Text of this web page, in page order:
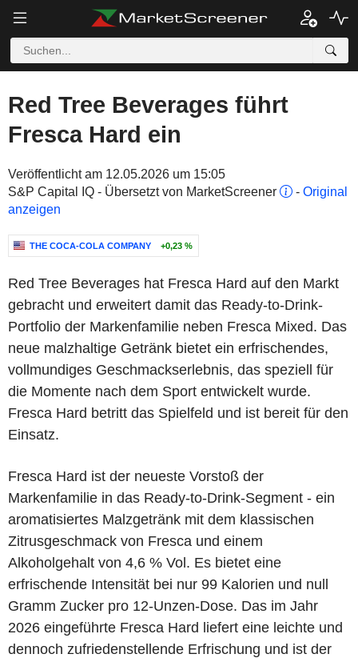
Red Tree Beverages führt
Fresca Hard ein
Veröffentlicht am 12.05.2026 um 15:05
S&P Capital IQ - Übersetzt von MarketScreener
- Original
anzeigen
THE COCA-COLA COMPANY +0,23 %
Red Tree Beverages hat Fresca Hard auf den Markt
gebracht und erweitert damit das Ready-to-Drink-
Portfolio der Markenfamilie neben Fresca Mixed. Das
neue malzhaltige Getränk bietet ein erfrischendes,
vollmundiges Geschmackserlebnis, das speziell für
die Momente nach dem Sport entwickelt wurde.
Fresca Hard betritt das Spielfeld und ist bereit für den
Einsatz.
Fresca Hard ist der neueste Vorstoß der
Markenfamilie in das Ready-to-Drink-Segment - ein
aromatisiertes Malzgetränk mit dem klassischen
Zitrusgeschmack von Fresca und einem
Alkoholgehalt von 4,6 % Vol. Es bietet eine
erfrischende Intensität bei nur 99 Kalorien und null
Gramm Zucker pro 12-Unzen-Dose. Das im Jahr
2026 eingeführte Fresca Hard liefert eine leichte und
dennoch zufriedenstellende Erfrischung und ist der